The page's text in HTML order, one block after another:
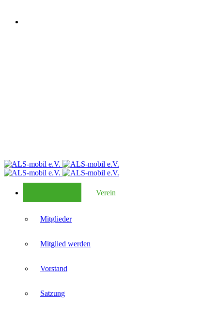
Verein
Mitglieder
Mitglied werden
Vorstand
Satzung